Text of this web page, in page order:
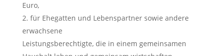
Euro,
2. für Ehegatten und Lebenspartner sowie andere
erwachsene
Leistungsberechtigte, die in einem gemeinsamen